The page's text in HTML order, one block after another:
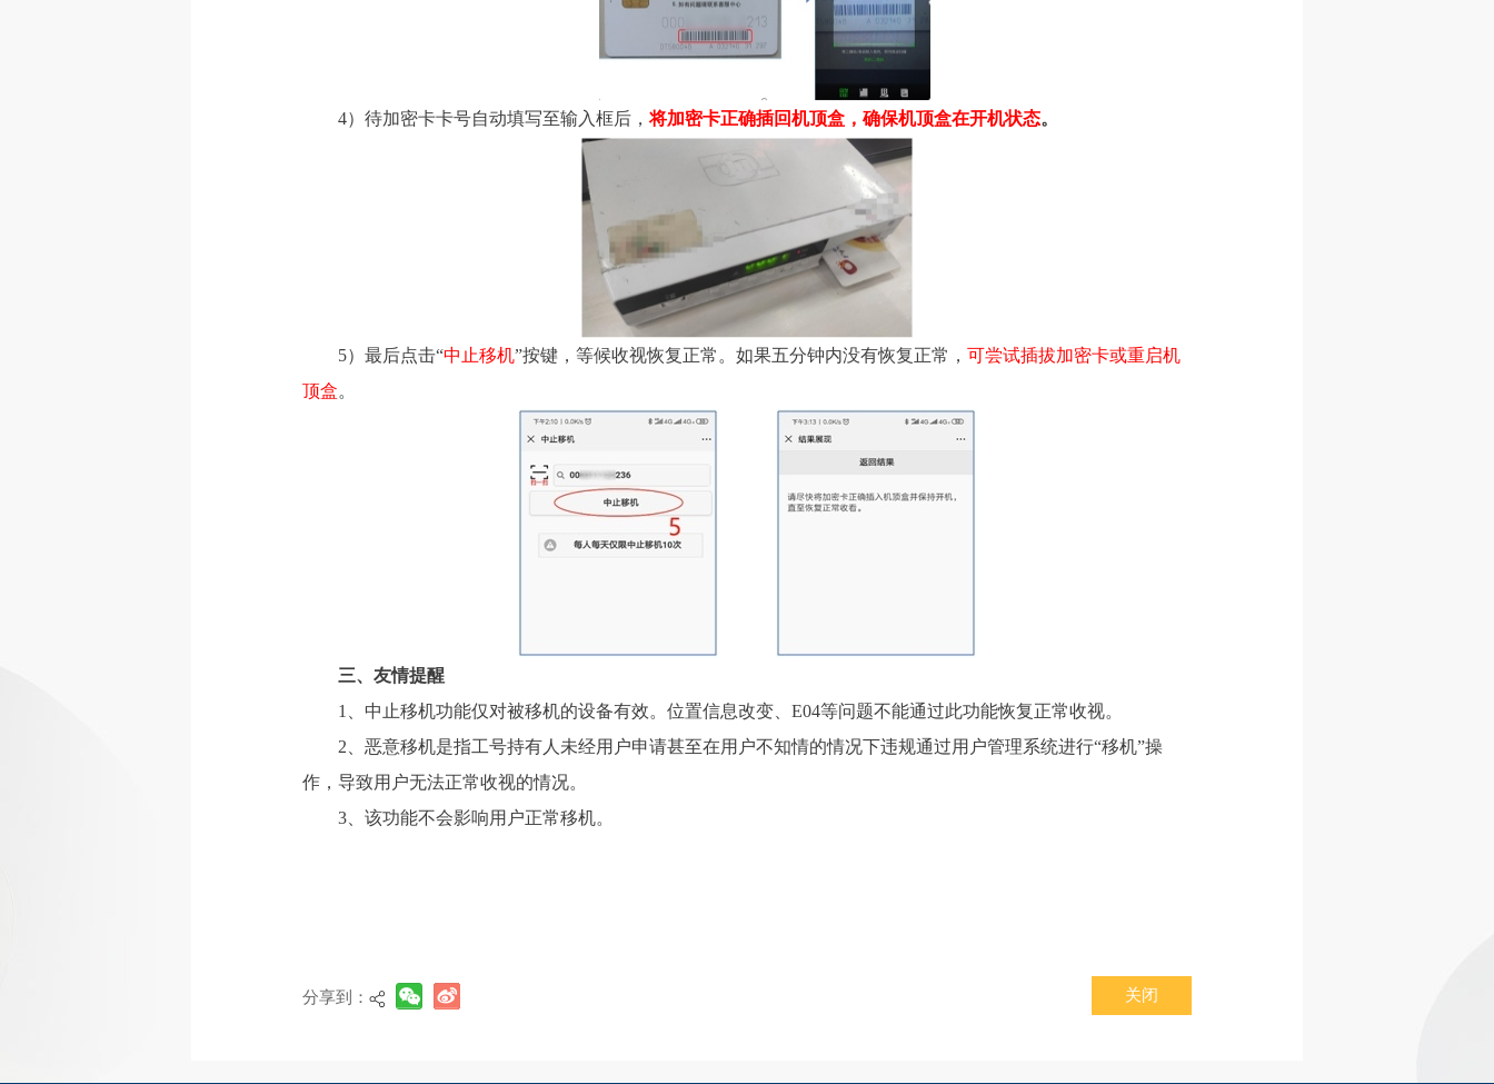
4）待加密卡卡号自动填写至输入框后，将加密卡正确插回机顶盒，确保机顶盒在开机状态。
5）最后点击“中止移机”按键，等候收视恢复正常。如果五分钟内没有恢复正常， 可尝试插拔加密卡或重启机
顶盒。
三、友情提醒
1、中止移机功能仅对被移机的设备有效。位置信息改变、E04等问题不能通过此功能恢复正常收视。
2、恶意移机是指工号持有人未经用户申请甚至在用户不知情的情况下违规通过用户管理系统进行“移机”操
作，导致用户无法正常收视的情况。
3、该功能不会影响用户正常移机。
分享到： 关闭